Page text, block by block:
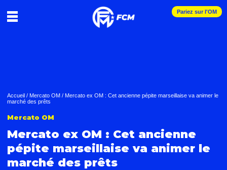
Pariez sur l'OM
Accueil / Mercato OM / Mercato ex OM : Cet ancienne pépite marseillaise va animer le
marché des prêts
Mercato OM
Mercato ex OM : Cet ancienne
pépite marseillaise va animer le
marché des prêts